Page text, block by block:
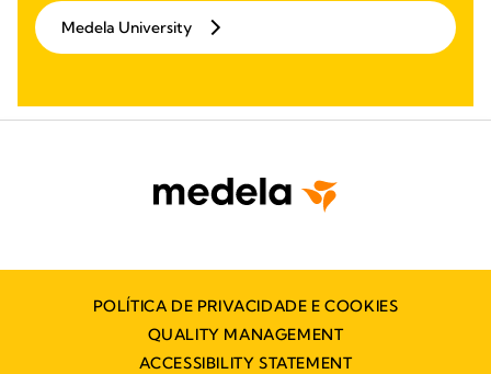
Medela University
POLÍTICA DE PRIVACIDADE E COOKIES
QUALITY MANAGEMENT
ACCESSIBILITY STATEMENT